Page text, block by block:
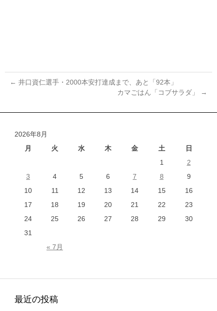
稿
ビ
← 井口資仁選手・2000本安打達成まで、あと「92本」
カマごはん「コブサラダ」
→
2026年8月
月
火 水 木 金 土 日
« 7月
1
2
3
4 5 6 7 8
9
10
11 12 13 14 15
16
17
18 19 20 21 22
23
24
25 26 27 28 29
30
31
最近の投稿